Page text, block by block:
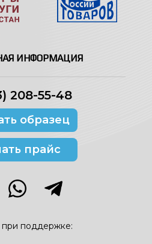
ИНФОРМАЦИЯ
208-55-48
образец
прайс
при поддержке: